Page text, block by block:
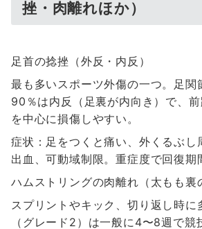
挫・肉離れほか）
足首の捻挫（外反・内反）
最も多いスポーツ外傷の一つ。足関
90％は内反（足裏が内向き）で、前
を中心に損傷しやすい。
症状：足をつくと痛い、外くるぶし
出血、可動域制限。重症度で回復期
ハムストリングの肉離れ（太もも裏
スプリントやキック、切り返し時に
（グレード2）は一般に4〜8週で競